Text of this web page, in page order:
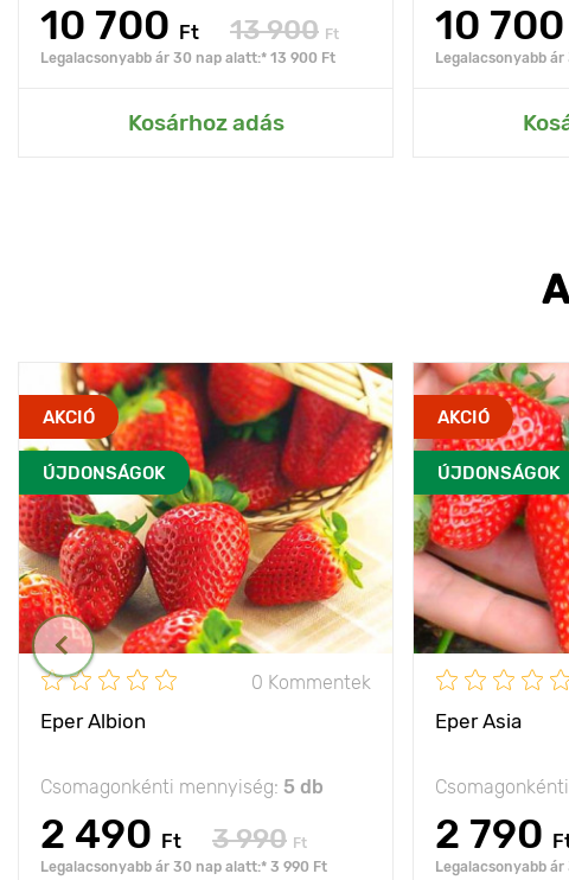
10 700 Ft 13 900 Ft
Legalacsonyabb ár 30 nap alatt:* 13 900 Ft
Kosárhoz adás
10 700
Legalacsonyabb
AKCIÓ
ÚJDONSÁGOK
0 Kommentek
Eper Albion
Csomagonkénti mennyiség: 5 db
2 490 Ft 3 990 Ft
Legalacsonyabb ár 30 nap alatt:* 3 990 Ft
AKCIÓ
ÚJDONSÁGOK
Eper Asia
2 790
Legalacsonyabb